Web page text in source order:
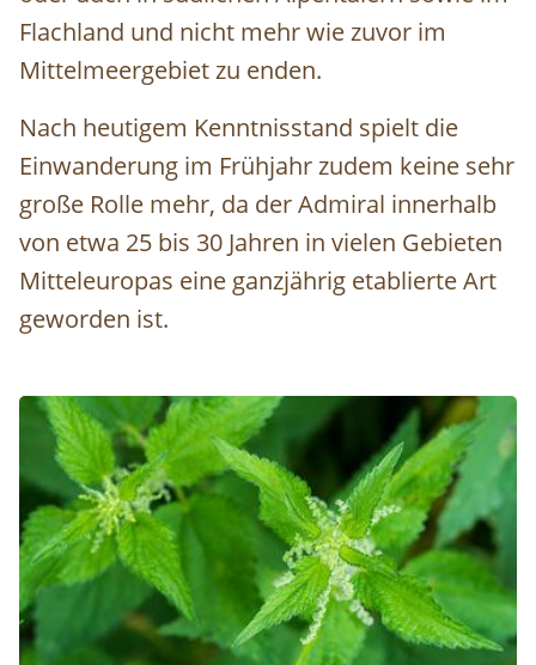
Flachland und nicht mehr wie zuvor im
Mittelmeergebiet zu enden.
Nach heutigem Kenntnisstand spielt die
Einwanderung im Frühjahr zudem keine sehr
große Rolle mehr, da der Admiral innerhalb
von etwa 25 bis 30 Jahren in vielen Gebieten
Mitteleuropas eine ganzjährig etablierte Art
geworden ist.